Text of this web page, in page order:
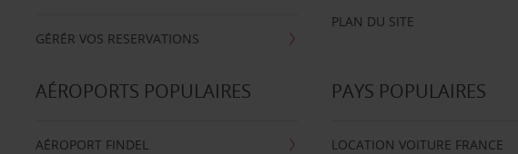
GÉRÉR VOS RESERVATIONS
PLAN DU SITE
AÉROPORTS POPULAIRES
AÉROPORT FINDEL
PAYS POPULAIRES
LOCATION VOITURE FRANCE